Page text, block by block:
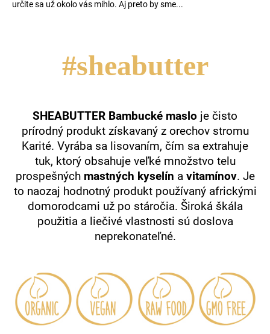
určite sa už okolo vás mihlo. Aj preto by sme...
#sheabutter
SHEABUTTER Bambucké maslo je čisto
prírodný produkt získavaný z orechov stromu
Karité. Vyrába sa lisovaním, čím sa extrahuje
tuk, ktorý obsahuje veľké množstvo telu
prospešných mastných kyselín a vitamínov. Je
to naozaj hodnotný produkt používaný africkými
domorodcami už po stáročia. Široká škála
použitia a liečivé vlastnosti sú doslova
neprekonateľné.